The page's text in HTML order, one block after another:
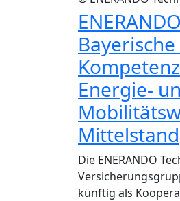
Energie-
Mittelstand
Die ENERANDO
künftig als